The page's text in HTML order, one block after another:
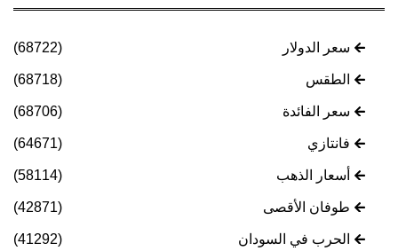
سعر الدولار (68722)
الطقس (68718)
سعر الفائدة (68706)
فانتازي (64671)
أسعار الذهب (58114)
طوفان الأقصى (42871)
الحرب في السودان (41292)